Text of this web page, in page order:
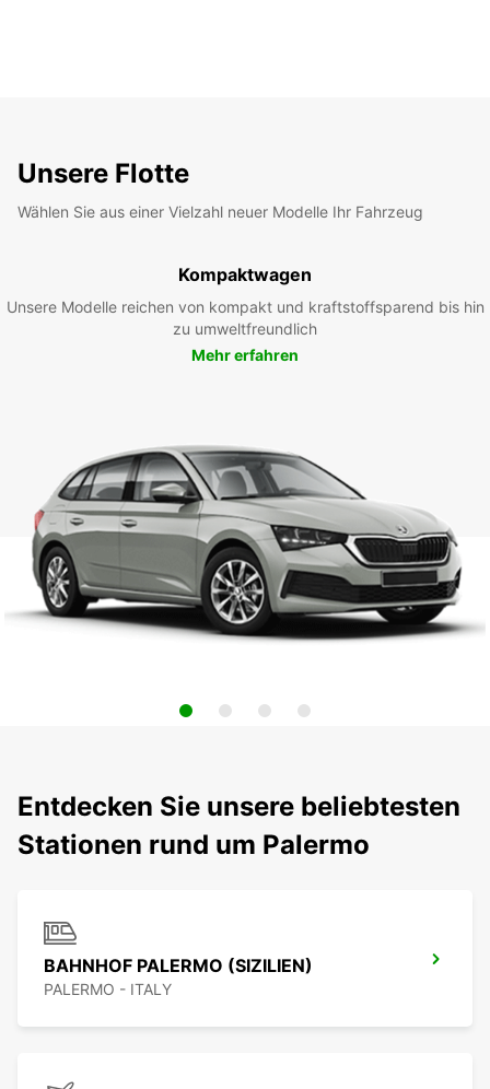
Unsere Flotte
Wählen Sie aus einer Vielzahl neuer Modelle Ihr Fahrzeug
Kompaktwagen
Unsere Modelle reichen von kompakt und kraftstoffsparend bis hin
zu umweltfreundlich
Mehr erfahren
Entdecken Sie unsere beliebtesten
Stationen rund um Palermo
BAHNHOF PALERMO (SIZILIEN)
PALERMO - ITALY